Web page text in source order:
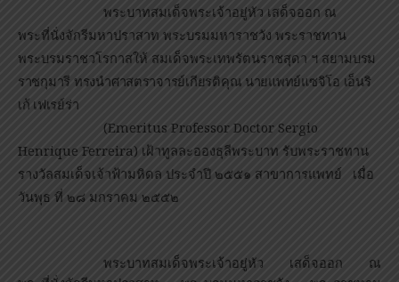
พระบาทสมเด็จพระเจ้าอยู่หัว เสด็จออก ณ
พระที่นั่งจักรีมหาปราสาท พระบรมมหาราชวัง พระราชทาน
พระบรมราชวโรกาสให้ สมเด็จพระเทพรัตนราชสุดา ฯ สยามบรม
ราชกุมารี ทรงนำศาสตราจารย์เกียรติคุณ นายแพทย์แซจิโอ เอ็นริ
เก้ เฟเรย์ร่า
(Emeritus Professor Doctor Sergio
Henrique Ferreira) เฝ้าทูลละอองธุลีพระบาท รับพระราชทาน
รางวัลสมเด็จเจ้าฟ้ามหิดล ประจำปี ๒๕๕๑ สาขาการแพทย์ เมื่อ
วันพุธ ที่ ๒๘ มกราคม ๒๕๕๒
พระบาทสมเด็จพระเจ้าอยู่หัว เสด็จออก ณ